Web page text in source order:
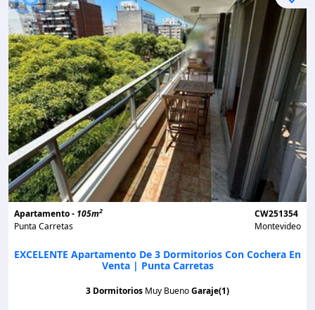
Apartamento - 105m2
Punta Carretas
CW251354
Montevideo
EXCELENTE Apartamento De 3 Dormitorios Con Cochera En
Venta | Punta Carretas
3 Dormitorios Muy BuenoGaraje(1)